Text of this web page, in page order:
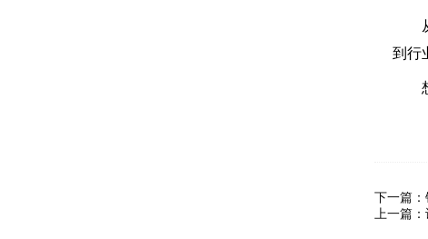
从
到行
想
下一篇：
上一篇：